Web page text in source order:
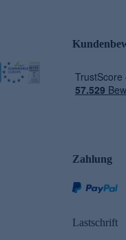
Zahlung
Lastschrift